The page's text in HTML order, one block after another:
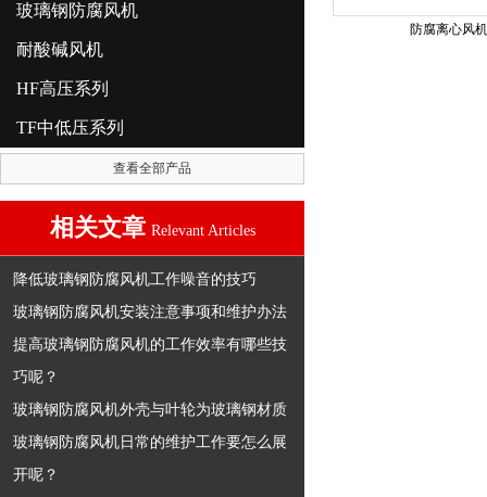
玻璃钢防腐风机
耐酸碱风机
HF高压系列
TF中低压系列
查看全部产品
相关文章 Relevant Articles
降低玻璃钢防腐风机工作噪音的技巧
玻璃钢防腐风机安装注意事项和维护办法
提高玻璃钢防腐风机的工作效率有哪些技
巧呢？
玻璃钢防腐风机外壳与叶轮为玻璃钢材质
玻璃钢防腐风机日常的维护工作要怎么展
开呢？
防腐离心风机